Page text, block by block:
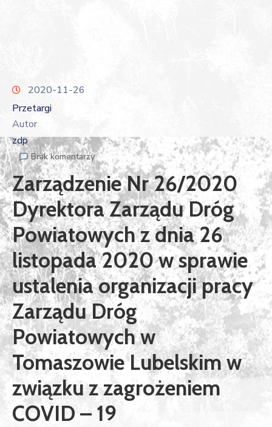
2020-11-26
Przetargi
Autor
zdp
Brak komentarzy
Zarządzenie Nr 26/2020
Dyrektora Zarządu Dróg
Powiatowych z dnia 26
listopada 2020 w sprawie
ustalenia organizacji pracy
Zarządu Dróg
Powiatowych w
Tomaszowie Lubelskim w
związku z zagrożeniem
COVID – 19